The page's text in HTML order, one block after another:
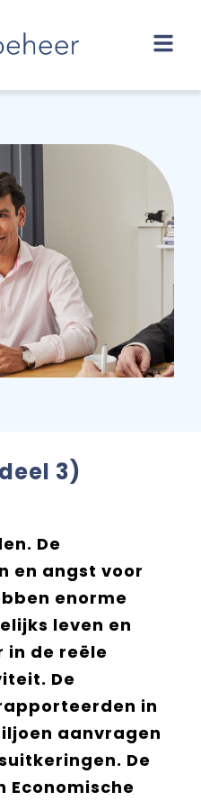
3)
De
en angst voor
enorme
leven en
in de reële
De
in
aanvragen
De
Economische